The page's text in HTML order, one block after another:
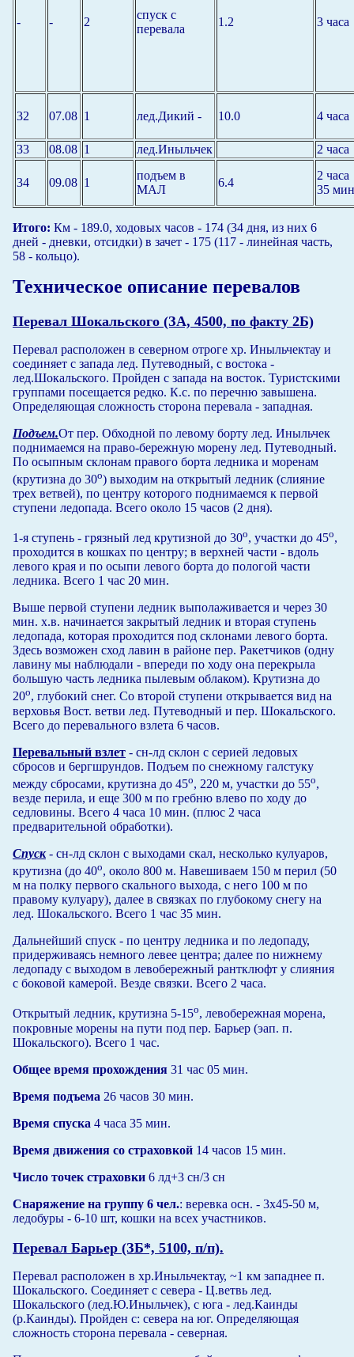
- - 2
спуск с
перевала
1.2 3 часа
32 07.08 1 лед.Дикий - 10.0 4 часа
33 08.08 1 лед.Иныльчек 2 часа
34 09.08 1
подъем в
МАЛ
6.4
2 часа
35
Итого: Км - 189.0, ходовых часов - 174 (34 дня, из них 6
дней - дневки, отсидки) в зачет - 175 (117 - линейная часть,
58 - кольцо).
Техническое описание перевалов
Перевал Шокальского (ЗА, 4500, по факту 2Б)
Перевал расположен в северном отроге хр. Иныльчектау и
соединяет с запада лед. Путеводный, с востока -
лед.Шокальского. Пройден с запада на восток. Туристскими
группами посещается редко. К.с. по перечню завышена.
Определяющая сложность сторона перевала - западная.
Подъем.От пер. Обходной по левому борту лед. Иныльчек
поднимаемся на право-бережную морену лед. Путеводный.
По осыпным склонам правого борта ледника и моренам
(крутизна до 30о) выходим на открытый ледник (слияние
трех ветвей), по центру которого поднимаемся к первой
ступени ледопада. Всего около 15 часов (2 дня).
1-я ступень - грязный лед крутизной до 30о, участки до 45о,
проходится в кошках по центру; в верхней части - вдоль
левого края и по осыпи левого борта до пологой части
ледника. Всего 1 час 20 мин.
Выше первой ступени ледник выполаживается и через 30
мин. х.в. начинается закрытый ледник и вторая ступень
ледопада, которая проходится под склонами левого борта.
Здесь возможен сход лавин в районе пер. Ракетчиков (одну
лавину мы наблюдали - впереди по ходу она перекрыла
большую часть ледника пылевым облаком). Крутизна до
20о, глубокий снег. Со второй ступени открывается вид на
верховья Вост. ветви лед. Путеводный и пер. Шокальского.
Всего до перевального взлета 6 часов.
Перевальный взлет - сн-лд склон с серией ледовых
сбросов и 6ергшрундов. Подъем по снежному галстуку
между сбросами, крутизна до 45о, 220 м, участки до 55о,
везде перила, и еще 300 м по гребню влево по ходу до
седловины. Всего 4 часа 10 мин. (плюс 2 часа
предварительной обработки).
Спуск- сн-лд склон с выходами скал, несколько кулуаров,
крутизна (до 40о, около 800 м. Навешиваем 150 м перил (50
м на полку первого скального выхода, с него 100 м по
правому кулуару), далее в связках по глубокому снегу на
лед. Шокальского. Всего 1 час 35 мин.
Дальнейший спуск - по центру ледника и по ледопаду,
придерживаясь немного левее центра; далее по нижнему
ледопаду с выходом в левобережный рантклюфт у слияния
с боковой камерой. Везде связки. Всего 2 часа.
Открытый ледник, крутизна 5-15о, левобережная морена,
покровные морены на пути под пер. Барьер (эап. п.
Шокальского). Всего 1 час.
Общее время прохождения 31 час 05 мин.
Время подъема 26 часов 30 мин.
Время спуска 4 часа 35 мин.
Время движения со страховкой 14 часов 15 мин.
Число точек страховки 6 лд+3 сн/3 сн
Снаряжение на группу 6 чел.: веревка осн. - 3х45-50 м,
ледобуры - 6-10 шт, кошки на всех участников.
Перевал Барьер (ЗБ*, 5100, п/п).
Перевал расположен в хр.Иныльчектау, ~1 км западнее п.
Шокальского. Соединяет с севера - Ц.ветвь лед.
Шокальского (лед.Ю.Иныльчек), с юга - лед.Каинды
(р.Каинды). Пройден с: севера на юг. Определяющая
сложность сторона перевала - северная.